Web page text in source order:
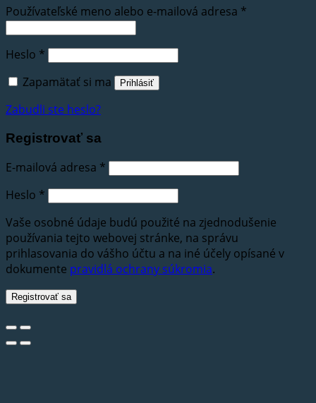
Používateľské meno alebo e-mailová adresa *
Heslo *
Zapamätať si ma
Prihlásiť
Zabudli ste heslo?
Registrovať sa
E-mailová adresa *
Heslo *
Vaše osobné údaje budú použité na zjednodušenie
používania tejto webovej stránke, na správu
prihlasovania do vášho účtu a na iné účely opísané v
dokumente pravidlá ochrany súkromia.
Registrovať sa